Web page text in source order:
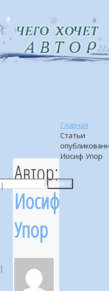
Поиск
Главная
Статьи
Иосиф Упор
Автор:
Иосиф
Упор
|
|